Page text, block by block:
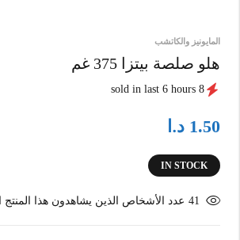
المايونيز والكاتشب
هلو صلصة بيتزا 375 غم
8 sold in last 6 hours
1.50 د.ا
IN STOCK
41 عدد الأشخاص الذين يشاهدون هذا المنتج